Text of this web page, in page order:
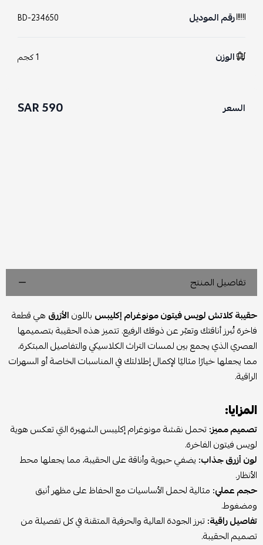
رقم الموديل BD-234650
الوزن 1 كجم
السعر 590 SAR
تفاصيل المنتج
حقيبة كلاتش لويس فيتون مونوغرام إكليبس باللونالأزرق هي قطعة
فاخرة تُبرز أناقتك وتعبّر عن ذوقك الرفيع. تتميز هذه الحقيبة بتصميمها
العصري الذي يجمع بين لمسات التراث الكلاسيكي والتفاصيل المبتكرة،
مما يجعلها خيارًا مثاليًا لإكمال إطلالتك في المناسبات الخاصة أو السهرات
الراقية.
المزايا:
تصميم مميز:تحمل نقشة مونوغرام إكليبس الشهيرة التي تعكس هوية
لويس فيتون الفاخرة.
لون أزرق جذاب: يضفي حيوية وأناقة على الحقيبة، مما يجعلها محط
الأنظار.
حجم عملي: مثالية لحمل الأساسيات مع الحفاظ على مظهر أنيق
ومضغوط.
تفاصيل راقية:تبرز الجودة العالية والحرفية المتقنة في كل تفصيلة من
تصميم الحقيبة.